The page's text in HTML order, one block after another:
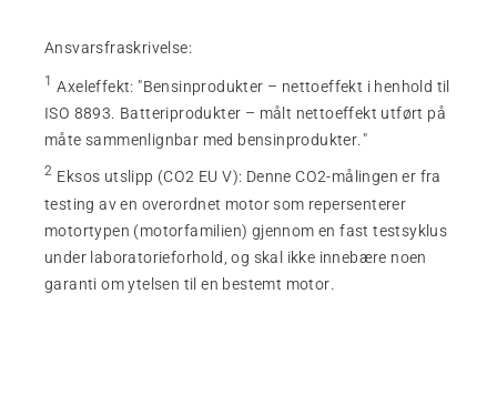
Ansvarsfraskrivelse:
1 Axeleffekt: "Bensinprodukter – nettoeffekt i henhold til
ISO 8893. Batteriprodukter – målt nettoeffekt utført på
måte sammenlignbar med bensinprodukter."
2 Eksos utslipp (CO2 EU V): Denne CO2-målingen er fra
testing av en overordnet motor som repersenterer
motortypen (motorfamilien) gjennom en fast testsyklus
under laboratorieforhold, og skal ikke innebære noen
garanti om ytelsen til en bestemt motor.